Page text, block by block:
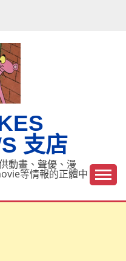
支店
動畫、聲優、漫
等情報的正體中